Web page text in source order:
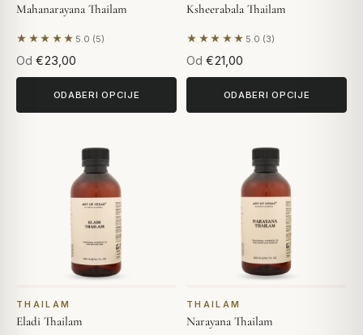
Mahanarayana Thailam
★★★★★ 5.0 (5)
Na temelju 5 recenzija
Od €23,00
ODABERI OPCIJE
Ksheerabala Thailam
★★★★★ 5.0 (3)
Na temelju 3 recenzija
Od €21,00
ODABERI OPCIJE
THAILAM
Eladi Thailam
THAILAM
Narayana Thailam